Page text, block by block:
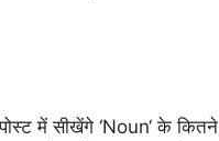
में सीखेंगे ‘Noun‘ के